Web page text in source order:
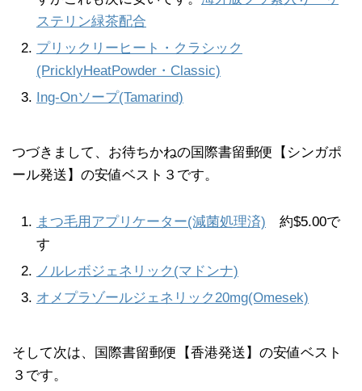
ステリン緑茶配合
プリックリーヒート・クラシック
(PricklyHeatPowder・Classic)
Ing-Onソープ(Tamarind)
つづきまして、お待ちかねの国際書留郵便【シンガポ
ール発送】の安値ベスト３です。
まつ毛用アプリケーター(減菌処理済) 約$5.00で
す
ノルレボジェネリック(マドンナ)
オメプラゾールジェネリック20mg(Omesek)
そして次は、国際書留郵便【香港発送】の安値ベスト
３です。